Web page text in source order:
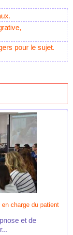
pour le sujet.
en charge du patient
et de